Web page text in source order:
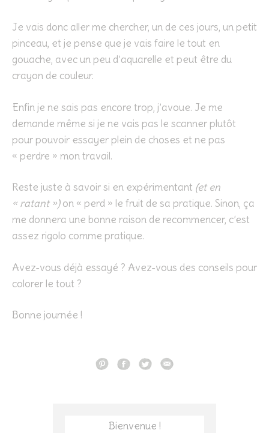
Je vais donc aller me chercher, un de ces jours, un petit
pinceau, et je pense que je vais faire le tout en
gouache, avec un peu d’aquarelle et peut être du
crayon de couleur.
Enfin je ne sais pas encore trop, j’avoue. Je me
demande même si je ne vais pas le scanner plutôt
pour pouvoir essayer plein de choses et ne pas
« perdre » mon travail.
Reste juste à savoir si en expérimentant (et en
« ratant »)on « perd » le fruit de sa pratique. Sinon, ça
me donnera une bonne raison de recommencer, c’est
assez rigolo comme pratique.
Avez-vous déjà essayé ? Avez-vous des conseils pour
colorer le tout ?
Bonne journée !
Bienvenue !